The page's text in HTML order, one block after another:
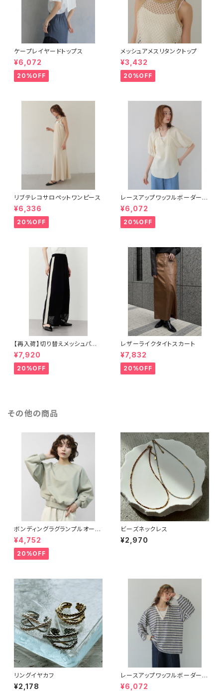
ケープレイヤードトップス
¥6,072
20%OFF
メッシュアメスリタンクトップ
¥3,432
20%OFF
リブテレコサロペットワンピース
¥6,336
20%OFF
レースアップワッフルボーダー半
袖トップス
¥6,072
20%OFF
【再入荷】切り替えメッシュパン
ツ
¥7,920
20%OFF
レザーライクタイトスカート
¥7,832
20%OFF
その他の商品
ボンディングラグランプルオーバ
ー ライトグリーン
¥4,752
20%OFF
ビーズネックレス
¥2,970
リングイヤカフ
¥2,178
レースアップワッフルボーダート
ップス
¥6,072